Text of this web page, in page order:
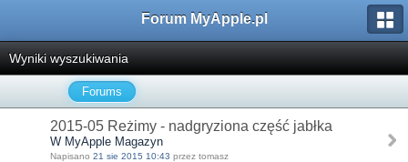
Forum MyApple.pl
Wyniki wyszukiwania
Forums
2015-05 Reżimy - nadgryziona część jabłka
W MyApple Magazyn
Napisano 21 sie 2015 10:43 przez tomasz